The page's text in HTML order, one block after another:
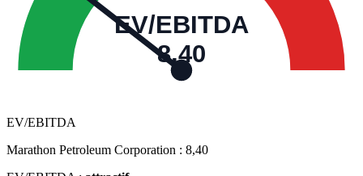
EV/EBITDA
8,40
EV/EBITDA
Marathon Petroleum Corporation : 8,40